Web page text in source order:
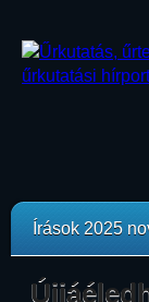
Írások 2025